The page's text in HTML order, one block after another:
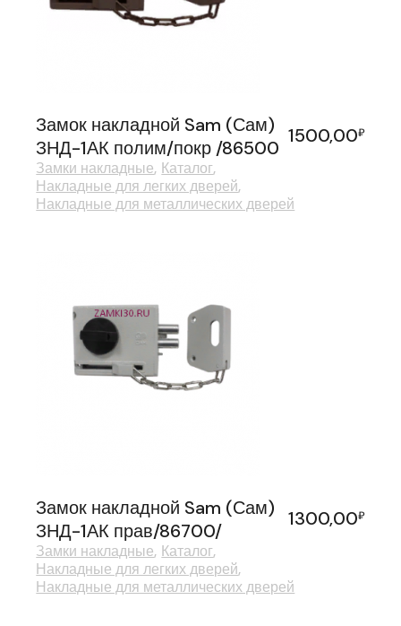
Замок накладной Sam (Сам)
ЗНД-1АК полим/покр /86500
1500,00₽
Замки накладные Каталог
Накладные для легких дверей
Накладные для металлических дверей
Замок накладной Sam (Сам)
ЗНД-1АК прав/86700/
1300,00₽
Замки накладные Каталог
Накладные для легких дверей
Накладные для металлических дверей